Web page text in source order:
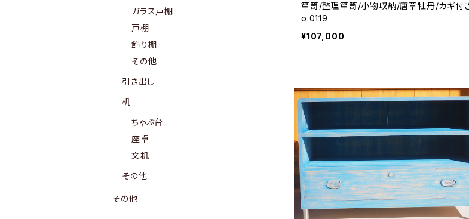
箪笥/整理箪笥/小物収納/唐草牡丹/カギ付
o.0119
¥107,000
ガラス戸棚
戸棚
飾り棚
その他
引き出し
机
ちゃぶ台
座卓
文机
その他
その他